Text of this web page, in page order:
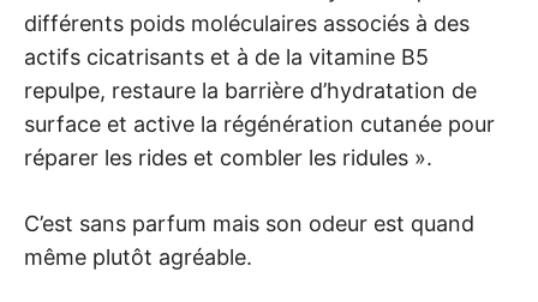
différents poids moléculaires associés à des
actifs cicatrisants et à de la vitamine B5
repulpe, restaure la barrière d’hydratation de
surface et active la régénération cutanée pour
réparer les rides et combler les ridules ».
C’est sans parfum mais son odeur est quand
même plutôt agréable.